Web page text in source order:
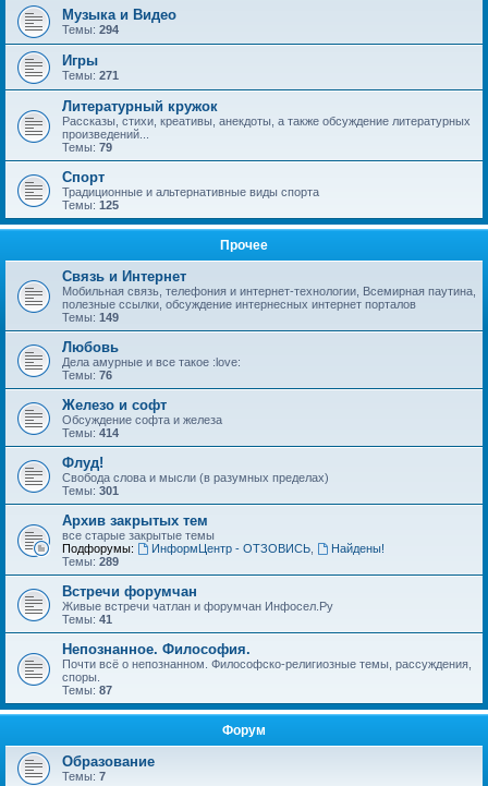
Музыка и Видео
Темы: 294
Игры
Темы: 271
Литературный кружок
Рассказы, стихи, креативы, анекдоты, а также обсуждение литературных
произведений...
Темы: 79
Спорт
Традиционные и альтернативные виды спорта
Темы: 125
Прочее
Связь и Интернет
Мобильная связь, телефония и интернет-технологии, Всемирная паутина,
полезные ссылки, обсуждение интернесных интернет порталов
Темы: 149
Любовь
Дела амурные и все такое :love:
Темы: 76
Железо и софт
Обсуждение софта и железа
Темы: 414
Флуд!
Свобода слова и мысли (в разумных пределах)
Темы: 301
Архив закрытых тем
все старые закрытые темы
Подфорумы:
ИнформЦентр - ОТЗОВИСЬ,
Найдены!
Темы: 289
Встречи форумчан
Живые встречи чатлан и форумчан Инфосел.Ру
Темы: 41
Непознанное. Философия.
Почти всё о непознанном. Философско-религиозные темы, рассуждения,
споры.
Темы: 87
Форум
Образование
Темы: 7